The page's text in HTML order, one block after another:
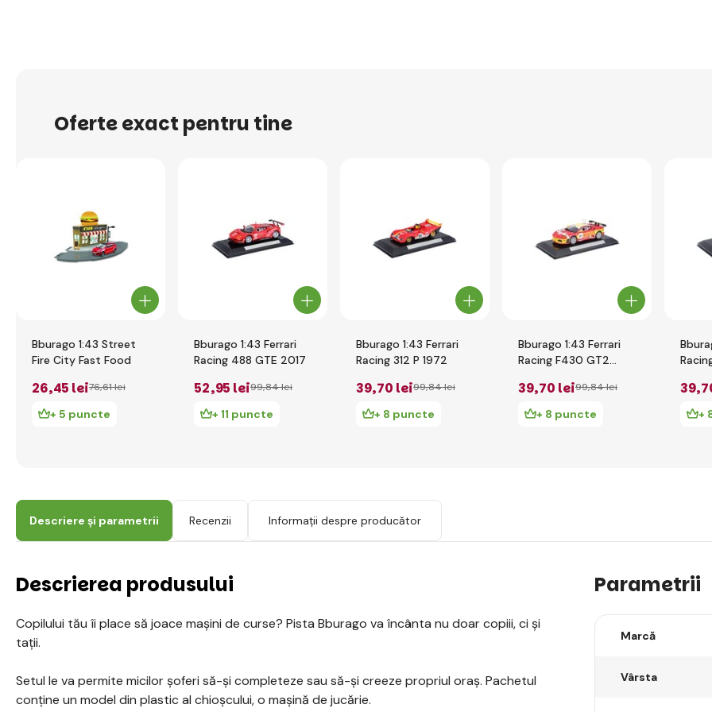
Oferte exact pentru tine
Bburago 1:43 Street
Fire City Fast Food
26,45 lei76,61 lei
+ 5 puncte
Bburago 1:43 Ferrari
Racing 488 GTE 2017
52,95 lei99,84 lei
+ 11 puncte
Bburago 1:43 Ferrari
Racing 312 P 1972
39,70 lei99,84 lei
+ 8 puncte
Bburago 1:43 Ferrari
Racing F430 GT2
39,70 lei99,84 lei
+ 8 puncte
39
+
Descriere și parametrii Recenzii Informații despre producător
Descrierea produsului
Copilului tău îi place să joace mașini de curse? Pista Bburago va încânta nu doar copiii, ci și
tații.
Setul le va permite micilor șoferi să-și completeze sau să-și creeze propriul oraș. Pachetul
conține un model din plastic al chioșcului, o mașină de jucărie.
Parametrii
Marcă
Vârsta